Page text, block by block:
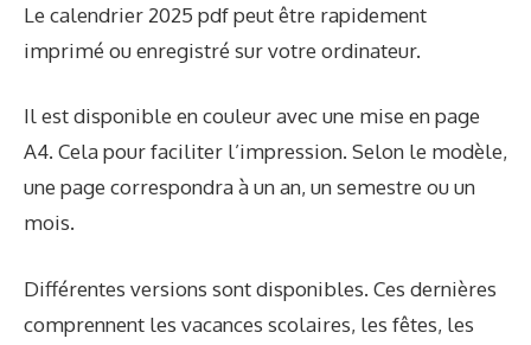
Le calendrier 2025 pdf peut être rapidement
imprimé ou enregistré sur votre ordinateur.
Il est disponible en couleur avec une mise en page
A4. Cela pour faciliter l’impression. Selon le modèle,
une page correspondra à un an, un semestre ou un
mois.
Différentes versions sont disponibles. Ces dernières
comprennent les vacances scolaires, les fêtes, les